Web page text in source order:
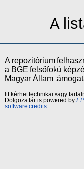
A
A repozitórium
a BGE felsőfokú
Magyar Állam
Itt kérhet technikai vagy
Dolgozattár is powered by
software credits